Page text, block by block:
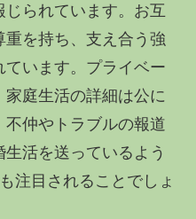
じられています。お互
を持ち、支え合う強
います。プライベー
家庭生活の詳細は公に
仲やトラブルの報道
活を送っているよう
注目されることでしょ